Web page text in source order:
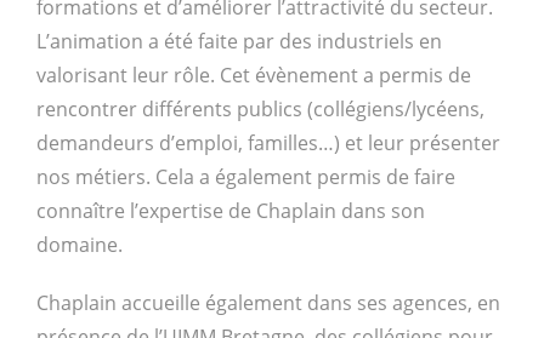
formations et d’améliorer l’attractivité du secteur.
L’animation a été faite par des industriels en
valorisant leur rôle. Cet évènement a permis de
rencontrer différents publics (collégiens/lycéens,
demandeurs d’emploi, familles…) et leur présenter
nos métiers. Cela a également permis de faire
connaître l’expertise de Chaplain dans son
domaine.
Chaplain accueille également dans ses agences, en